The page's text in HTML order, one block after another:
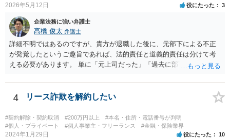
2026年5月12日 役にたった 3
企業法務に強い弁護士
髙橋 俊太 弁護士
詳細不明ではあるのですが、貴方が退職した後に、元部下による不正
が発覚したというご趣旨であれば、法的責任と道義的責任は分けて考
える必要があります。 単に「元上司だった」「過去に部下だった」と
りません。会社が貴方に損害賠償請求をするには、在職中の管理監督
義務違反、引継ぎの不備、不正の兆候を知りながら放置したことな
ります。なお、在職中から会計処理や現金管理の不自然さを認識して
いた、部下に過度な権限を与えたまま放置していた、退職時に重要な
情報を引き継がなかった等の事情があれば、会社から問題視される可
4 リース詐欺を解約したい
#契約解除・契約取消 #200万円以上
#本名・住所・電話番号が判明
#個人・プライベート
#個人事業主・フリーランス #金融・保険業界
2024年1月29日 役にたった 10